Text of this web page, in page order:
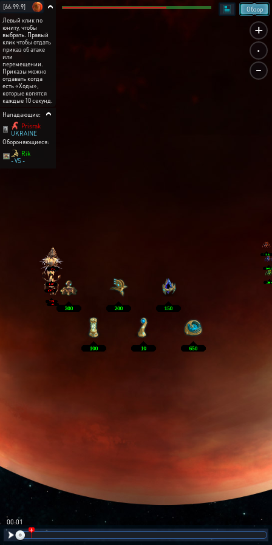
+
.
-
Обзор
[66:99:9]
Левый клик по
юниту, чтобы
выбрать. Правый
клик чтобы отдать
приказ об атаке
или
перемещении.
Приказы можно
отдавать когда
есть «Ходы»,
которые копятся
каждые 10 секунд.
Нападающие:
Prisrak
UKRAINE
Обороняющиеся:
Rik
- VS -
00:02